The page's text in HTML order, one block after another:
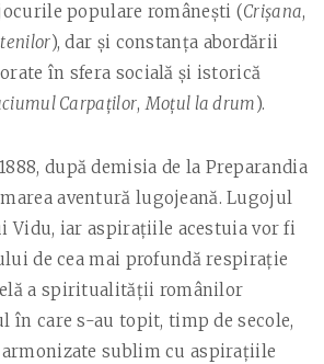
populare româneşti (Crişana,
), dar şi constanţa abordării
în sfera socială şi istorică
Carpaţilor,Moţul la drum).
după demisia de la Preparandia
aventură lugojeană. Lugojul
Vidu, iar aspiraţiile acestuia vor fi
de cea mai profundă respiraţie
a spiritualităţii românilor
în care s-au topit, timp de secole,
sublim cu aspiraţiile